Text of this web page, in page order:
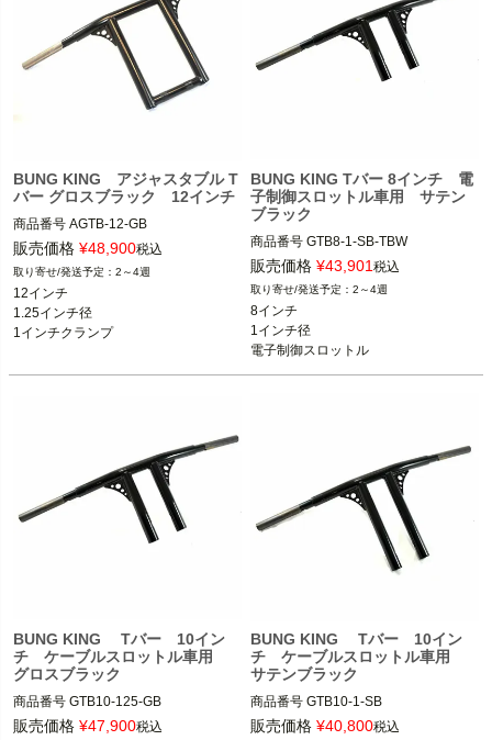
BUNG KING アジャスタブル T
バー グロスブラック 12インチ
商品番号 AGTB-12-GB
ケーブルスロットル車
※ツーリング、スプリンガー不可
BUNG KING(バンキン)
販売価格 ¥48,900税込
2～4週
12インチ
1.25インチ径
1インチクランプ
BUNG KING Tバー 8インチ 電
子制御スロットル車用 サテン
ブラック
商品番号 GTB8-1-SB-TBW
電子スロットル車用
BUNG KING(バンキン)
販売価格 ¥43,901税込
2～4週
8インチ
1インチ径
電子制御スロットル
BUNG KING Tバー 10イン
チ ケーブルスロットル車用
グロスブラック
商品番号 GTB10-125-GB
ライザータイプのハンドル装着車
販売価格 ¥47,900税込
BUNG KING Tバー 10イン
チ ケーブルスロットル車用
サテンブラック
商品番号 GTB10-1-SB
スポーツスター、ダイナ、ソフテイル
販売価格 ¥40,800税込